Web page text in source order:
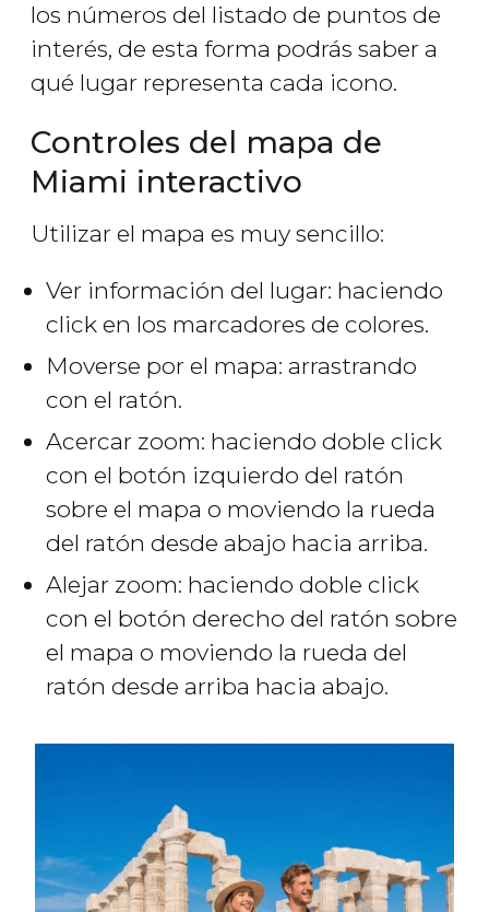
los números del listado de puntos de
interés, de esta forma podrás saber a
qué lugar representa cada icono.
Controles del mapa de
Miami interactivo
Utilizar el mapa es muy sencillo:
Ver información del lugar: haciendo
click en los marcadores de colores.
Moverse por el mapa: arrastrando
con el ratón.
Acercar zoom: haciendo doble click
con el botón izquierdo del ratón
sobre el mapa o moviendo la rueda
del ratón desde abajo hacia arriba.
Alejar zoom: haciendo doble click
con el botón derecho del ratón sobre
el mapa o moviendo la rueda del
ratón desde arriba hacia abajo.